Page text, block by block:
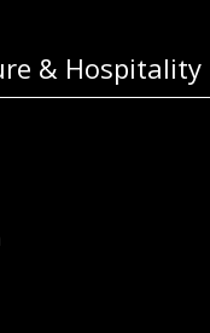
& Hospitality